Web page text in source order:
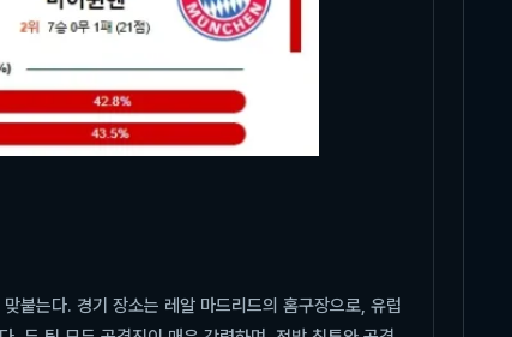
붙는다. 경기 장소는 레알 마드리드의 홈구장으로, 유럽